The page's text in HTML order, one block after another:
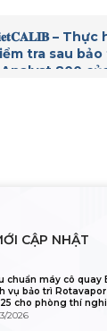
–
tra sau bảo
800
CẬP NHẬT
chuẩn máy cô quay
vụ bảo trì Rotavapor
cho phòng thí
2026